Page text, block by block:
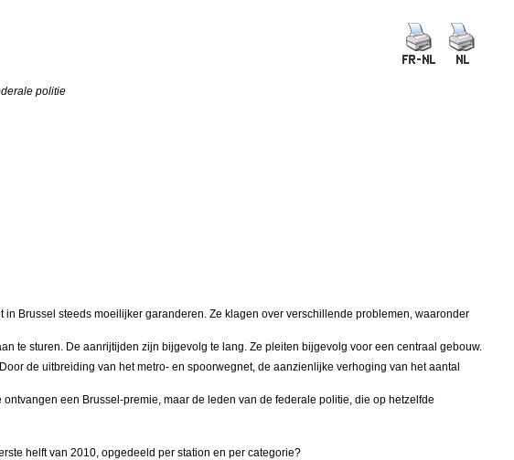
politie
Brussel steeds moeilijker garanderen. Ze klagen over verschillende problemen, waaronder
te sturen. De aanrijtijden zijn bijgevolg te lang. Ze pleiten bijgevolg voor een centraal gebouw.
de uitbreiding van het metro- en spoorwegnet, de aanzienlijke verhoging van het aantal
een Brussel-premie, maar de leden van de federale politie, die op hetzelfde
helft van 2010, opgedeeld per station en per categorie?